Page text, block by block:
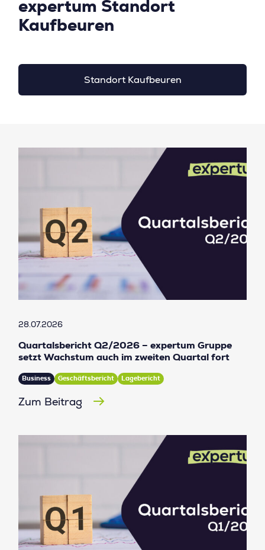
expertum Standort
Kaufbeuren
Standort Kaufbeuren
28.07.2026
Quartalsbericht Q2/2026 – expertum Gruppe
setzt Wachstum auch im zweiten Quartal fort
Business Geschäftsbericht Lagebericht
Zum Beitrag